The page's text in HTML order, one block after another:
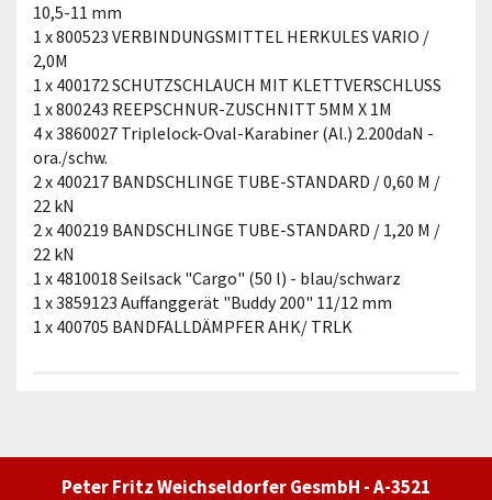
10,5-11 mm
1 x 800523 VERBINDUNGSMITTEL HERKULES VARIO /
2,0M
1 x 400172 SCHUTZSCHLAUCH MIT KLETTVERSCHLUSS
1 x 800243 REEPSCHNUR-ZUSCHNITT 5MM X 1M
4 x 3860027 Triplelock-Oval-Karabiner (Al.) 2.200daN -
ora./schw.
2 x 400217 BANDSCHLINGE TUBE-STANDARD / 0,60 M /
22 kN
2 x 400219 BANDSCHLINGE TUBE-STANDARD / 1,20 M /
22 kN
1 x 4810018 Seilsack "Cargo" (50 l) - blau/schwarz
1 x 3859123 Auffanggerät "Buddy 200" 11/12 mm
1 x 400705 BANDFALLDÄMPFER AHK/ TRLK
Peter Fritz Weichseldorfer GesmbH - A-3521